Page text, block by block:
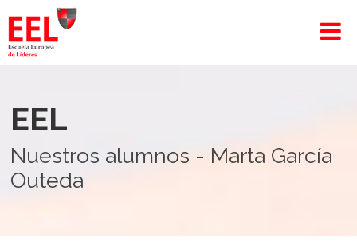
EEL
Nuestros alumnos - Marta García
Outeda